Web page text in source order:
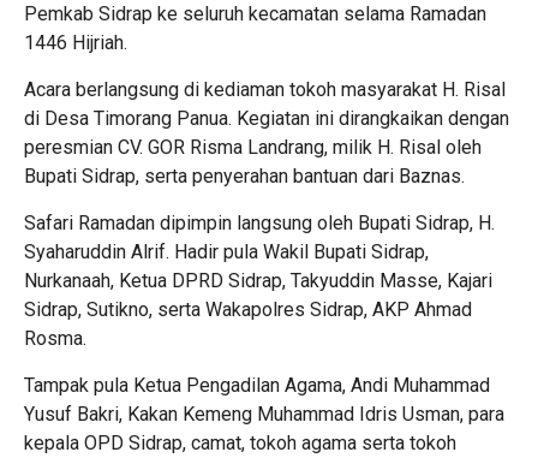
Pemkab Sidrap ke seluruh kecamatan selama Ramadan
1446 Hijriah.
Acara berlangsung di kediaman tokoh masyarakat H. Risal
di Desa Timorang Panua. Kegiatan ini dirangkaikan dengan
peresmian CV. GOR Risma Landrang, milik H. Risal oleh
Bupati Sidrap, serta penyerahan bantuan dari Baznas.
Safari Ramadan dipimpin langsung oleh Bupati Sidrap, H.
Syaharuddin Alrif. Hadir pula Wakil Bupati Sidrap,
Nurkanaah, Ketua DPRD Sidrap, Takyuddin Masse, Kajari
Sidrap, Sutikno, serta Wakapolres Sidrap, AKP Ahmad
Rosma.
Tampak pula Ketua Pengadilan Agama, Andi Muhammad
Yusuf Bakri, Kakan Kemeng Muhammad Idris Usman, para
kepala OPD Sidrap, camat, tokoh agama serta tokoh